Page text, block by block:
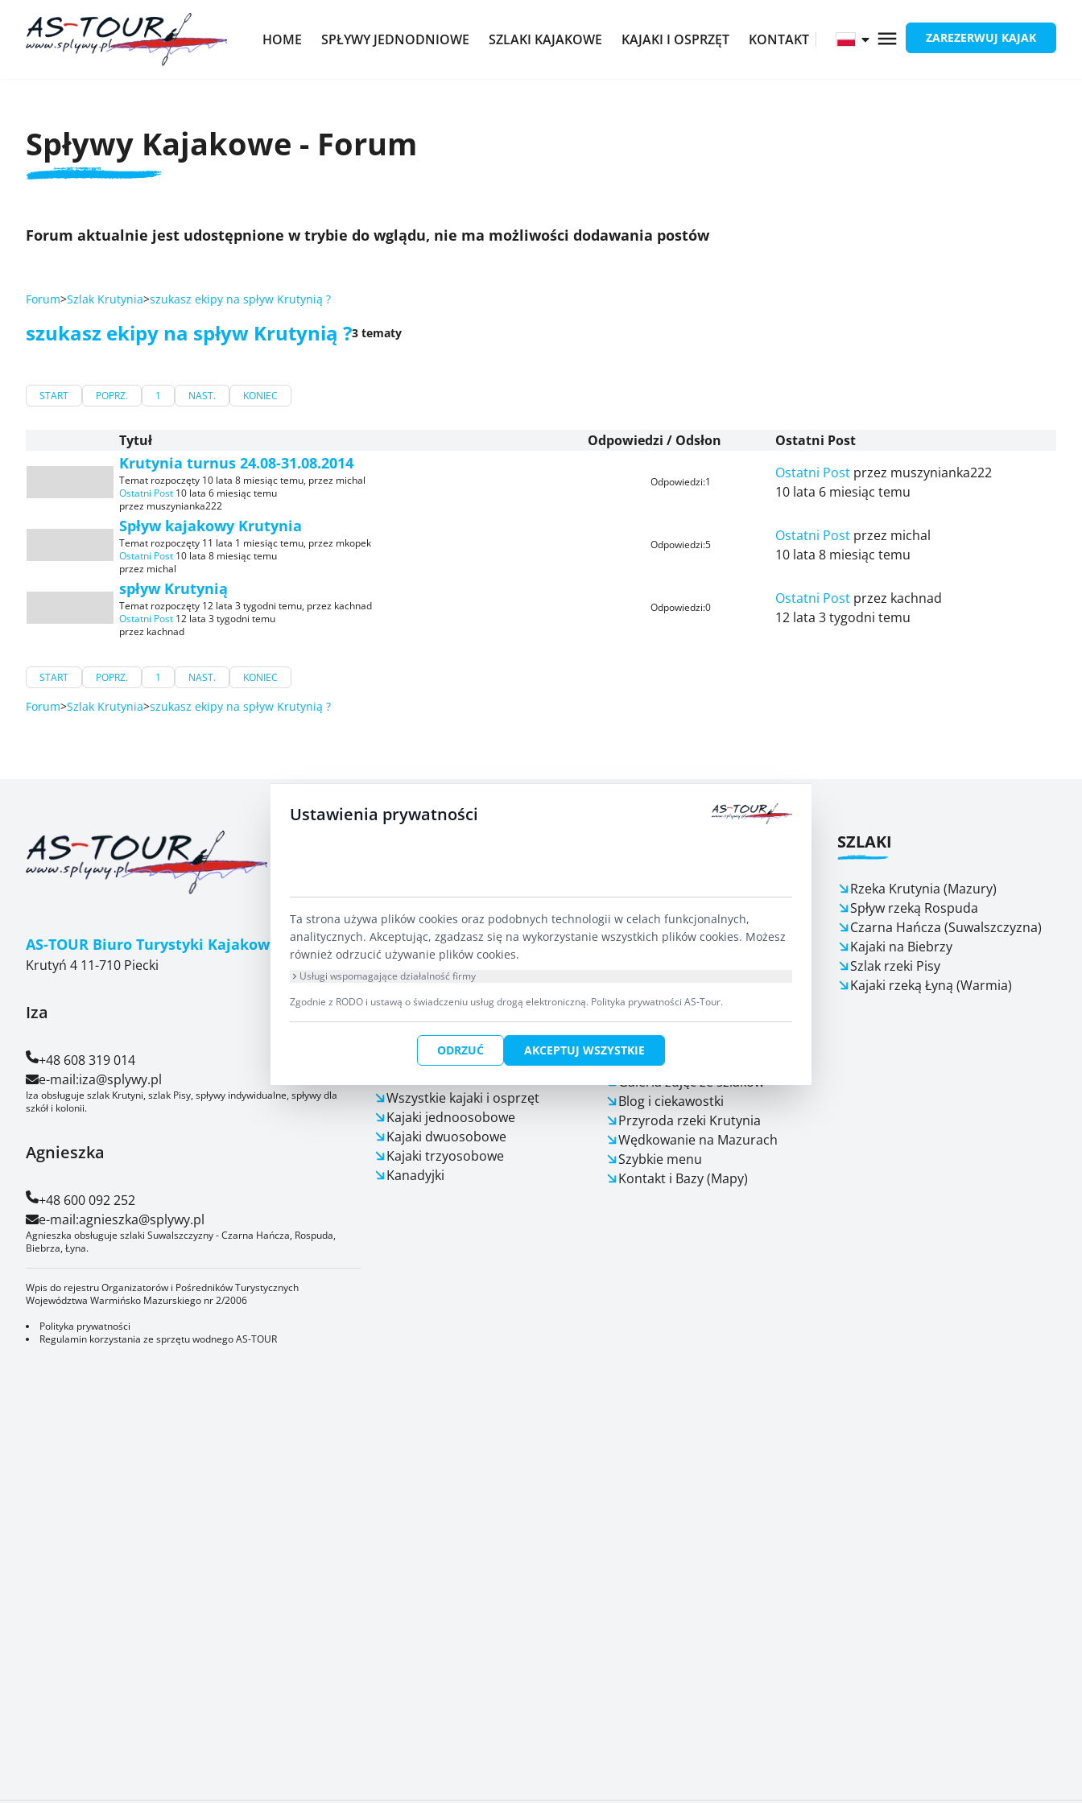
HOME SPŁYWY JEDNODNIOWE SZLAKI KAJAKOWE KAJAKI I OSPRZĘT KONTAKT ZAREZERWUJ KAJAK
Spływy Kajakowe - Forum
Forum aktualnie jest udostępnione w trybie do wglądu, nie ma możliwości dodawania postów
Forum Szlak Krutynia szukasz ekipy na spływ Krutynią ?
szukasz ekipy na spływ Krutynią ?3 tematy
START POPRZ. 1 NAST. KONIEC
Tytuł Odpowiedzi / Odsłon Ostatni Post
Krutynia turnus 24.08-31.08.2014
Temat rozpoczęty 10 lata 8 miesiąc temu, przez michal
Ostatni Post 10 lata 6 miesiąc temu
przez muszynianka222
Odpowiedzi:1
Ostatni Post przez muszynianka222
10 lata 6 miesiąc temu
Spływ kajakowy Krutynia
Temat rozpoczęty 11 lata 1 miesiąc temu, przez mkopek
Ostatni Post 10 lata 8 miesiąc temu
przez michal
Odpowiedzi:5
Ostatni Post przez michal
10 lata 8 miesiąc temu
spływ Krutynią
Temat rozpoczęty 12 lata 3 tygodni temu, przez kachnad
Ostatni Post 12 lata 3 tygodni temu
przez kachnad
Odpowiedzi:0
Ostatni Post przez kachnad
12 lata 3 tygodni temu
START POPRZ. 1 NAST. KONIEC
Forum Szlak Krutynia szukasz ekipy na spływ Krutynią ?
AS-TOUR Biuro Turystyki Kajakowej
Krutyń 4 11-710 Piecki
Iza
+48 608 319 014
e-mail:iza@splywy.pl
Iza obsługuje szlak Krutyni, szlak Pisy, spływy indywidualne, spływy dla
szkół i kolonii.
Agnieszka
+48 600 092 252
e-mail:agnieszka@splywy.pl
Agnieszka obsługuje szlaki Suwalszczyzny - Czarna Hańcza, Rospuda,
Biebrza, Łyna.
Wpis do rejestru Organizatorów i Pośredników Turystycznych
Województwa Warmińsko Mazurskiego nr 2/2006
Polityka prywatności
Regulamin korzystania ze sprzętu wodnego AS-TOUR
Spływy Krutynią dla szkół, kolonii i
grup
Imprezy integracyjne Mazury
Kajaki Ukta - spływy dolną
Krutynią
WYPOŻYCZALNIA
Wszystkie kajaki i osprzęt
Kajaki jednoosobowe
Kajaki dwuosobowe
Kajaki trzyosobowe
Kanadyjki
CENTRUM POMOCY I
FAQ – Pytania i odpowiedzi
Poradnik: Co zabrać?
Cennik spływów 2026
Zaufali nam – Referencje
Galeria zdjęć ze szlaków
Blog i ciekawostki
Przyroda rzeki Krutynia
Wędkowanie na Mazurach
Szybkie menu
Kontakt i Bazy (Mapy)
SZLAKI
Rzeka Krutynia (Mazury)
Spływ rzeką Rospuda
Czarna Hańcza (Suwalszczyzna)
Kajaki na Biebrzy
Szlak rzeki Pisy
Kajaki rzeką Łyną (Warmia)
Ustawienia prywatności
Ta strona używa plików cookies oraz podobnych technologii w celach funkcjonalnych,
analitycznych. Akceptując, zgadzasz się na wykorzystanie wszystkich plików cookies. Możesz
również odrzucić używanie plików cookies.
Usługi wspomagające działalność firmy
Zgodnie z RODO i ustawą o świadczeniu usług drogą elektroniczną. Polityka prywatności AS-Tour.
ODRZUĆ AKCEPTUJ WSZYSTKIE